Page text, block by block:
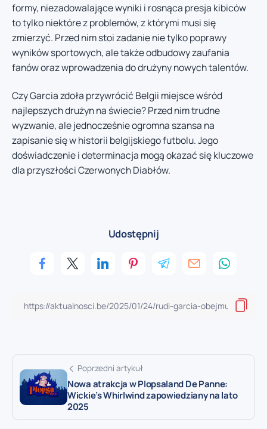
formy, niezadowalające wyniki i rosnąca presja kibiców
to tylko niektóre z problemów, z którymi musi się
zmierzyć. Przed nim stoi zadanie nie tylko poprawy
wyników sportowych, ale także odbudowy zaufania
fanów oraz wprowadzenia do drużyny nowych talentów.
Czy Garcia zdoła przywrócić Belgii miejsce wśród
najlepszych drużyn na świecie? Przed nim trudne
wyzwanie, ale jednocześnie ogromna szansa na
zapisanie się w historii belgijskiego futbolu. Jego
doświadczenie i determinacja mogą okazać się kluczowe
dla przyszłości Czerwonych Diabłów.
Udostępnij
Poprzedni artykuł
Nowa atrakcja w Plopsaland De Panne:
Wickie’s Whirlwind zapowiedziany na lato
2025